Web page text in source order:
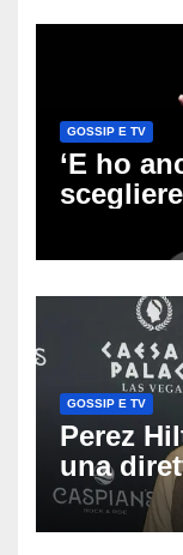
GOSSIP E TV
‘E ho
viaggio
i fan in
GOSSIP E TV
Perez
una
famiglia
sulle